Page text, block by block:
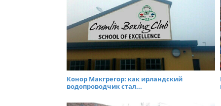
Конор Макгрегор: как ирландский
водопроводчик стал...